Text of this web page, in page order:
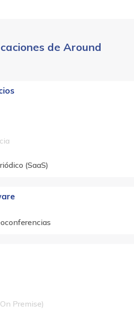
de Around
(SaaS)
Premise)